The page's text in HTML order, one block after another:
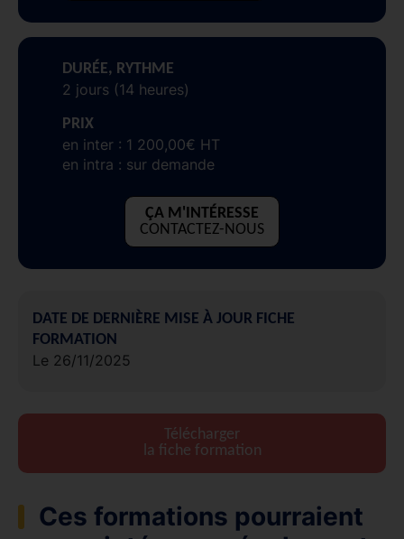
DURÉE, RYTHME
2 jours (14 heures)
PRIX
en inter : 1 200,00€ HT
en intra : sur demande
ÇA M'INTÉRESSE
CONTACTEZ-NOUS
DATE DE DERNIÈRE MISE À JOUR FICHE
FORMATION
Le 26/11/2025
Télécharger
la fiche formation
Ces formations pourraient